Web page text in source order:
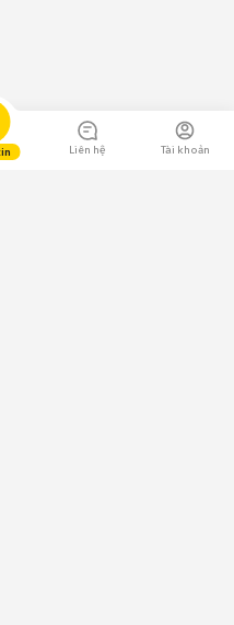
Liên hệ Tài khoản